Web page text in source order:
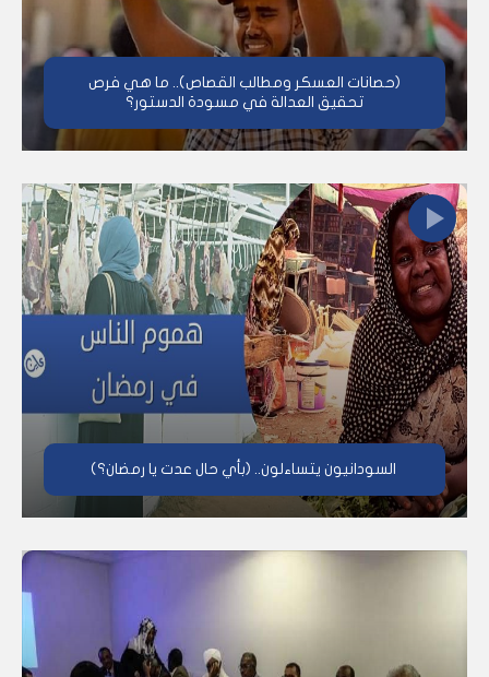
(حصانات العسكر ومطالب القصاص).. ما هي فرص
تحقيق العدالة في مسودة الدستور؟
السودانيون يتساءلون.. (بأي حال عدت يا رمضان؟)